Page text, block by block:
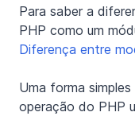
Para saber a
PHP como um
Diferença entre
Uma forma
operação do PHP